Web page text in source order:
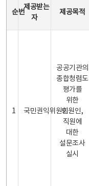
순번
제공받는
자
제공목적
1 국민권익위원회
공공기관의
종합청렴도
평가를
위한
민원인,
직원에
대한
설문조사
실시